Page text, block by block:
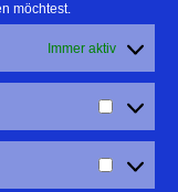
möchtest.
Immer aktiv